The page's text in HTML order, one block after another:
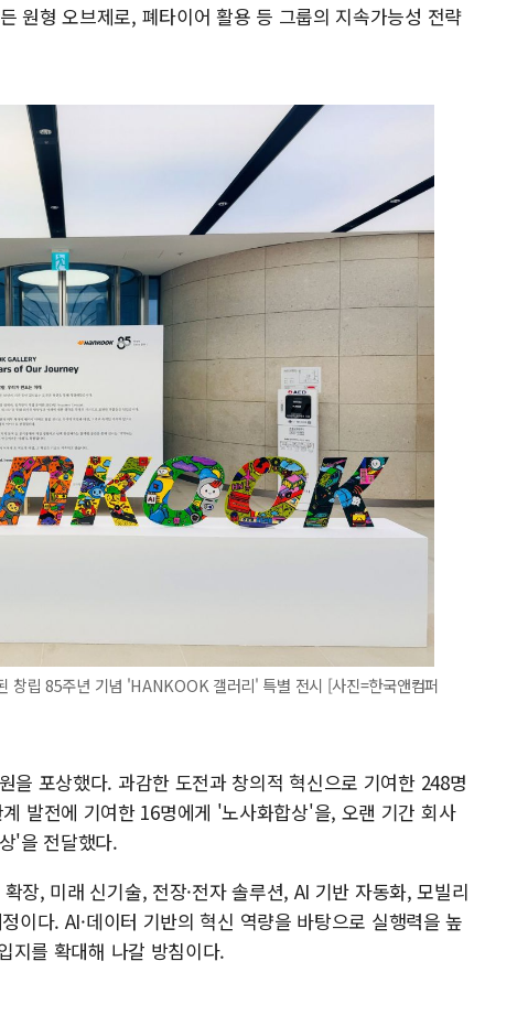
원형 오브제로, 폐타이어 활용 등 그룹의 지속가능성 전략
창립 85주년 기념 'HANKOOK 갤러리' 특별 전시 [사진=한국앤컴퍼
을 포상했다. 과감한 도전과 창의적 혁신으로 기여한 248명
발전에 기여한 16명에게 '노사화합상'을, 오랜 기간 회사
'을 전달했다.
장, 미래 신기술, 전장·전자 솔루션, AI 기반 자동화, 모빌리
이다. AI·데이터 기반의 혁신 역량을 바탕으로 실행력을 높
를 확대해 나갈 방침이다.